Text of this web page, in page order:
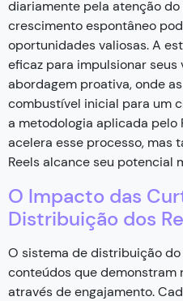
diariamente pela atenção
crescimento espontâneo
oportunidades valiosas. A
eficaz para impulsionar
abordagem proativa, onde
combustível inicial para um
a metodologia aplicada pelo
acelera esse processo, mas
Reels alcance seu potencial
O Impacto das
Distribuição dos
O sistema de distribuição
conteúdos que demonstram
através de engajamento.